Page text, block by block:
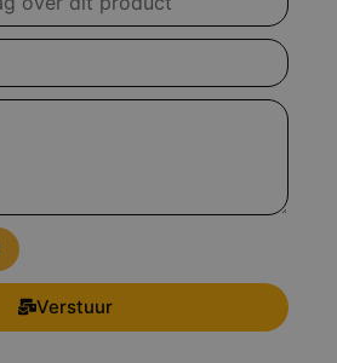
Verstuur